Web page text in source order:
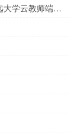
远大学云教师端电脑版 V1.5.15 官方PC版（远大学云教师端电脑版 V1.5.15 官方PC版功能简介）